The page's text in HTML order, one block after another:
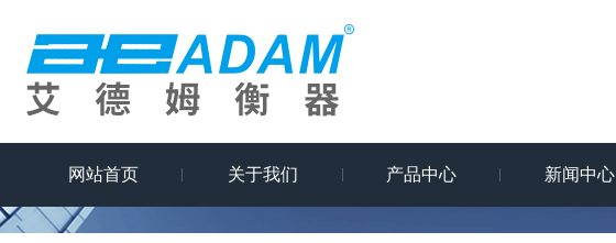
网站首页 关于我们 产品中心 新闻中心